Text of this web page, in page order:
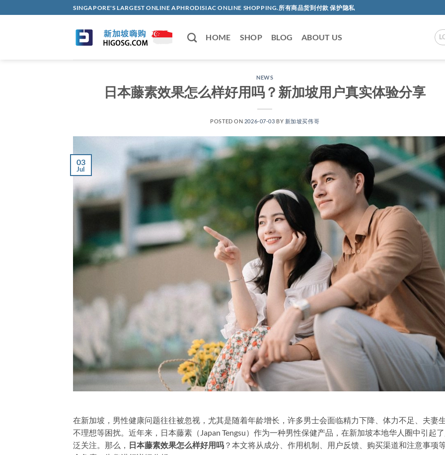
to
SINGAPORE'S LARGEST ONLINE APHRODISIAC ONLINE SHOPPING.所有商品货到付款 保护隐私
HOME SHOP BLOG ABOUT US
NEWS
日本藤素效果怎么样好用吗？新加坡用户真实体验分享
POSTED ON 2026-07-03 BY 新加坡买伟哥
03
Jul
在新加坡，男性健康问题往往被忽视，尤其是随着年龄增长，许多男士会面临精力下降、体力不足、夫妻
不理想等困扰。近年来，日本藤素（Japan Tengsu）作为一种男性保健产品，在新加坡本地华人圈中引起
泛关注。那么， 日本藤素效果怎么样好用吗 ？本文将从成分、作用机制、用户反馈、购买渠道和注意事项